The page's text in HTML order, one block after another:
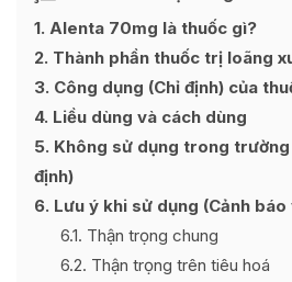
1 Alenta 70mg là thuốc gì?
2 Thành phần thuốc trị loãng
3 Công dụng (Chỉ định) của
4 Liều dùng và cách dùng
5 Không sử dụng trong trường
định)
6 Lưu ý khi sử dụng (Cảnh
6.1 Thận trọng chung
6.2 Thận trọng trên tiêu hoá